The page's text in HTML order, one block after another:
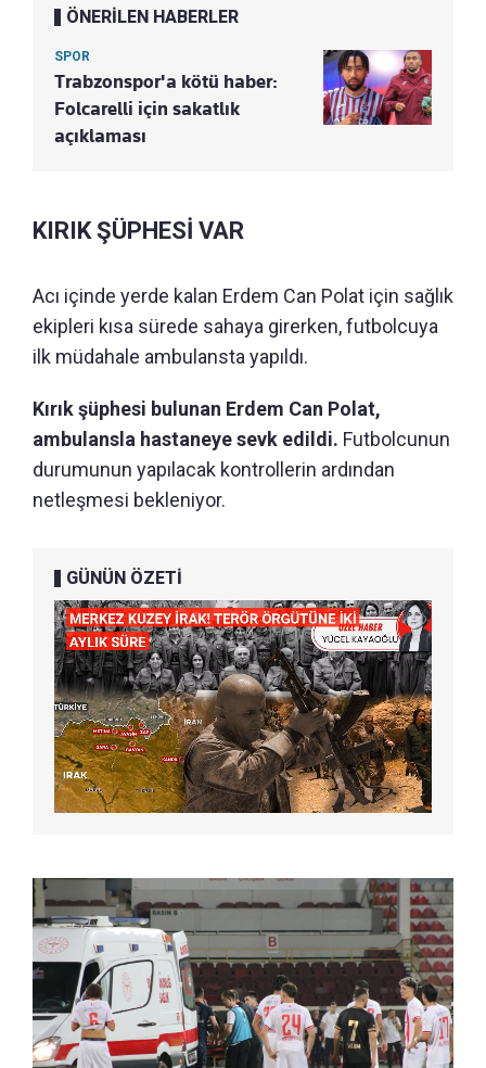
ÖNERİLEN HABERLER
SPOR
Trabzonspor'a kötü haber:
Folcarelli için sakatlık
açıklaması
KIRIK ŞÜPHESİ VAR
Acı içinde yerde kalan Erdem Can Polat için sağlık
ekipleri kısa sürede sahaya girerken, futbolcuya
ilk müdahale ambulansta yapıldı.
Kırık şüphesi bulunan Erdem Can Polat,
ambulansla hastaneye sevk edildi. Futbolcunun
durumunun yapılacak kontrollerin ardından
netleşmesi bekleniyor.
GÜNÜN ÖZETİ